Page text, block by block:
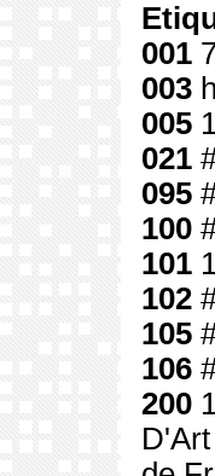
001
003
005
021
095
100
101
102
105
106
200